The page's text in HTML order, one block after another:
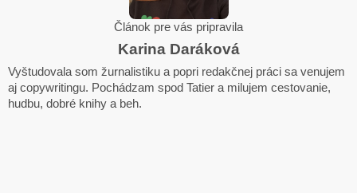
Článok pre vás pripravila
Karina Daráková
Vyštudovala som žurnalistiku a popri redakčnej práci sa venujem
aj copywritingu. Pochádzam spod Tatier a milujem cestovanie,
hudbu, dobré knihy a beh.